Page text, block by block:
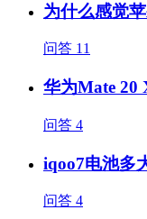
为什么感觉
问答 11
华为Mate 20
问答 4
iqoo7电池多
问答 4